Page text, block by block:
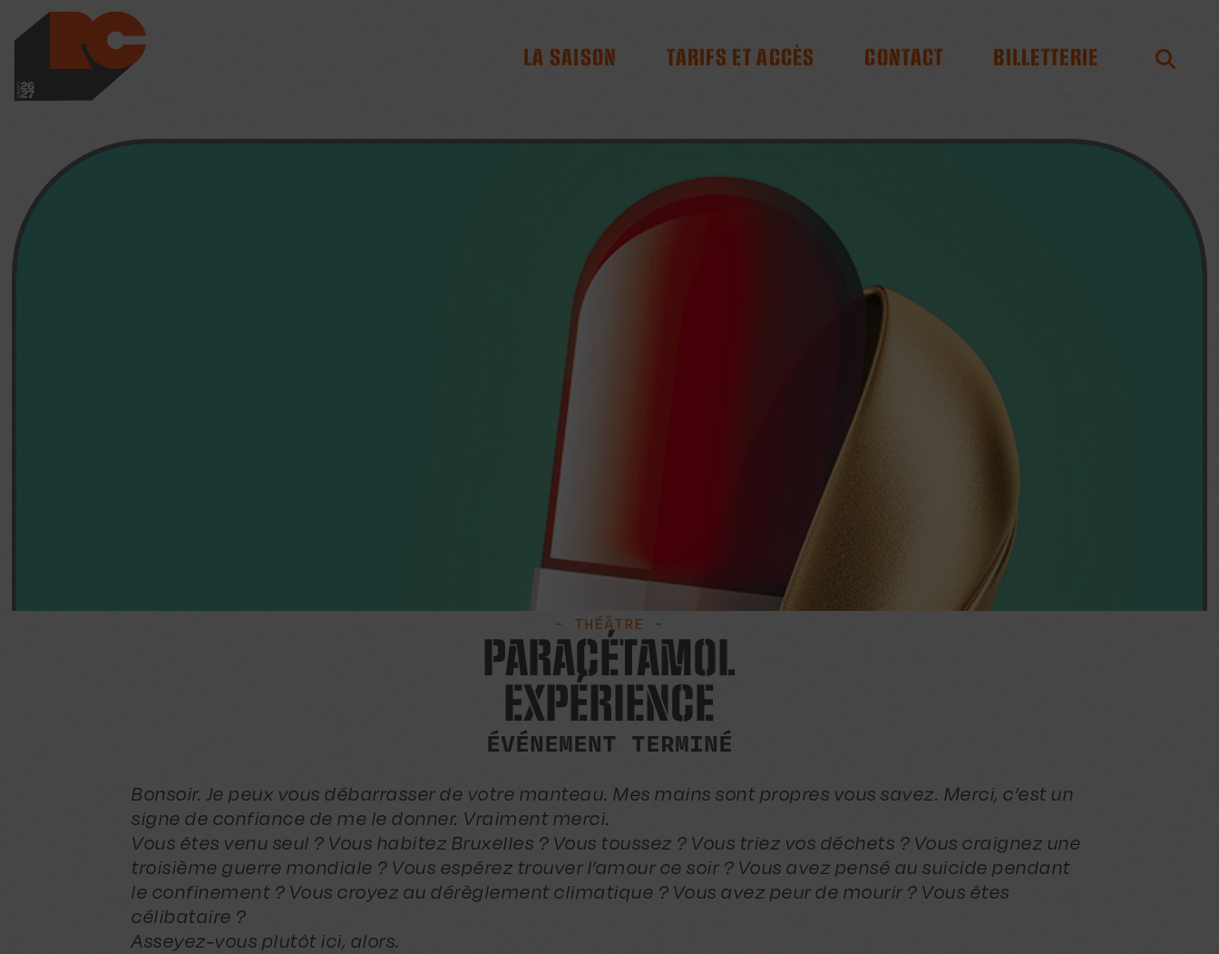
LES RICHES-CLAIRES LA SAISON TARIFS ET ACCÈS CONTACT BILLETTERIE
- THÉÂTRE -
PARACÉTAMOL
EXPÉRIENCE
ÉVÉNEMENT TERMINÉ
Bonsoir. Je peux vous débarrasser de votre manteau. Mes mains sont propres vous savez. Merci, c’est un
signe de confiance de me le donner. Vraiment merci.
Vous êtes venu seul ? Vous habitez Bruxelles ? Vous toussez ? Vous triez vos déchets ? Vous craignez une
troisième guerre mondiale ? Vous espérez trouver l’amour ce soir ? Vous avez pensé au suicide pendant
le confinement ? Vous croyez au dérèglement climatique ? Vous avez peur de mourir ? Vous êtes
célibataire ?
Asseyez-vous plutôt ici, alors.